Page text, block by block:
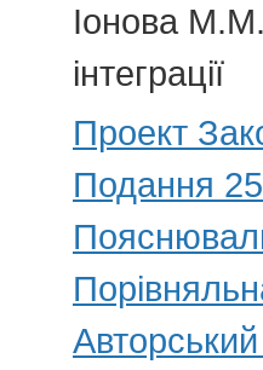
Іонова М.М.
інтеграції
Проект
Подання